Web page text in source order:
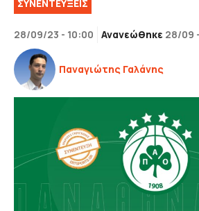
ΣΥΝΕΝΤΕΥΞΕΙΣ
28/09/23 - 10:00 Ανανεώθηκε 28/09
Παναγιώτης Γαλάνης